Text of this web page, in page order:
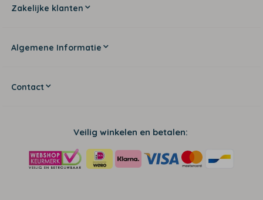
Zakelijke klanten
Algemene Informatie
Contact
Veilig winkelen en betalen: